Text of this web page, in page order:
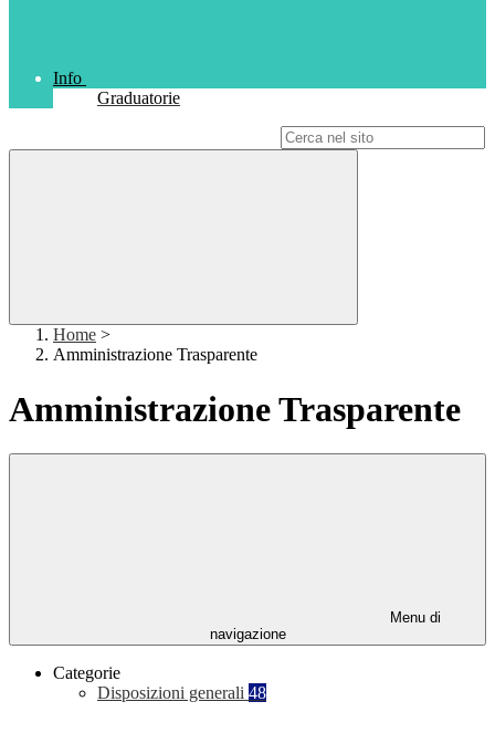
Info
Graduatorie
Home >
Amministrazione Trasparente
Amministrazione Trasparente
Menu di
navigazione
Categorie
Disposizioni generali 48